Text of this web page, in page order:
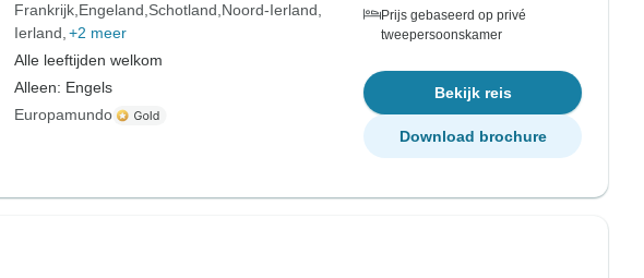
Frankrijk Engeland Schotland Noord-Ierland
Ierland +2 meer
Alle leeftijden welkom
Alleen: Engels
Europamundo
Prijs gebaseerd op privé
tweepersoonskamer
Bekijk reis
Download brochure